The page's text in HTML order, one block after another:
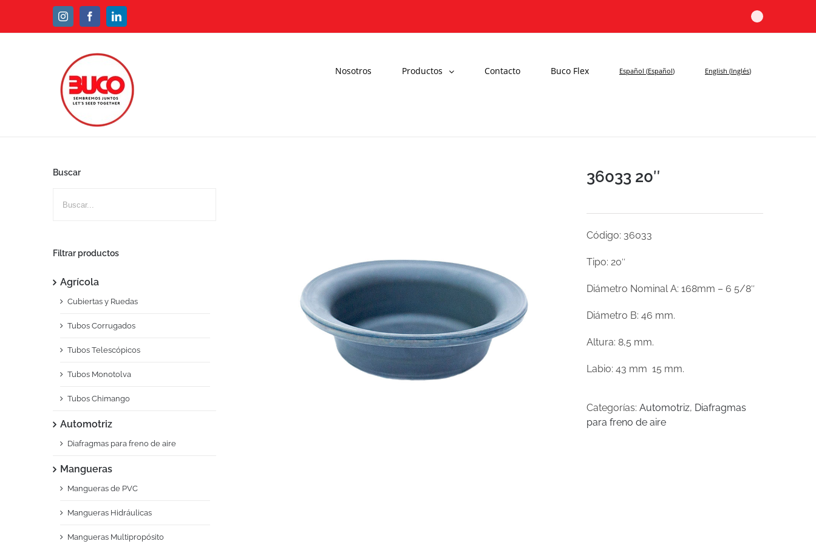
InstagramFacebookLinkedin
Nosotros Productos Contacto Buco Flex Español (Español) English (Inglés)
36033 20″
Código: 36033
Tipo: 20″
Diámetro Nominal A:168mm – 6 5/8″
Diámetro B:46 mm.
Altura: 8,5 mm.
Labio:43 mm 15 mm.
Categorías:Automotriz, Diafragmas
para freno de aire
Buscar
Filtrar productos
Agrícola
Cubiertas y Ruedas
Tubos Corrugados
Tubos Telescópicos
Tubos Monotolva
Tubos Chimango
Automotriz
Diafragmas para freno de aire
Mangueras
Mangueras de PVC
Mangueras Hidráulicas
Mangueras Multipropósito